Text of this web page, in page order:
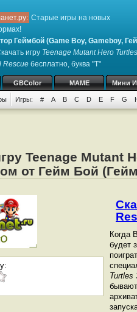
Старые игры на новых
Геймбой (Game Boy, Gameboy,
игру Teenage Mutant Hero
Rescue бесплатно, буква "T"
GBColor MAME Мини
Игры: # A B C D E F G
Teenage Mutant
от Гейм Бой
Когда
будет
Turtles